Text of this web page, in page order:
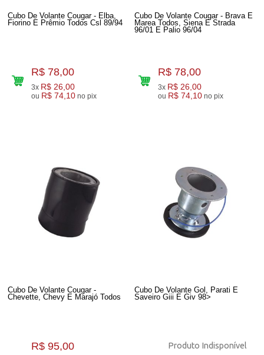
Cubo De Volante Cougar - Elba,
Fiorino E Prêmio Todos Csl 89/94
R$ 78,00
3x R$ 26,00
ou R$ 74,10 no pix
Cubo De Volante Cougar - Brava E
Marea Todos, Siena E Strada
96/01 E Palio 96/04
R$ 78,00
3x R$ 26,00
ou R$ 74,10 no pix
Cubo De Volante Cougar -
Chevette, Chevy E Marajó Todos
R$ 95,00
Cubo De Volante Gol, Parati E
Saveiro Giii E Giv 98>
Produto Indisponível